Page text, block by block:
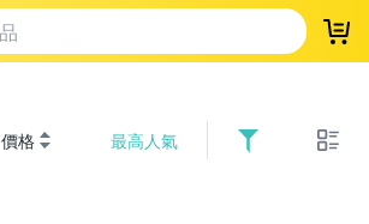
登
價格 最高人氣